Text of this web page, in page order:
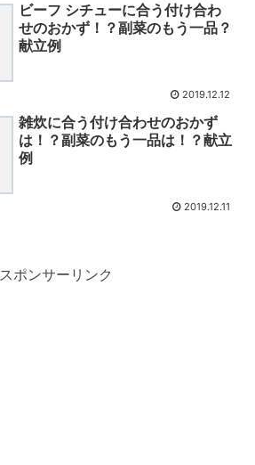
ビーフ シチューに合う付け合わ
せのおかず！？副菜のもう一品？
献立例
2019.12.12
雑炊に合う付け合わせのおかず
は！？副菜のもう一品は！？献立
例
2019.12.11
スポンサーリンク